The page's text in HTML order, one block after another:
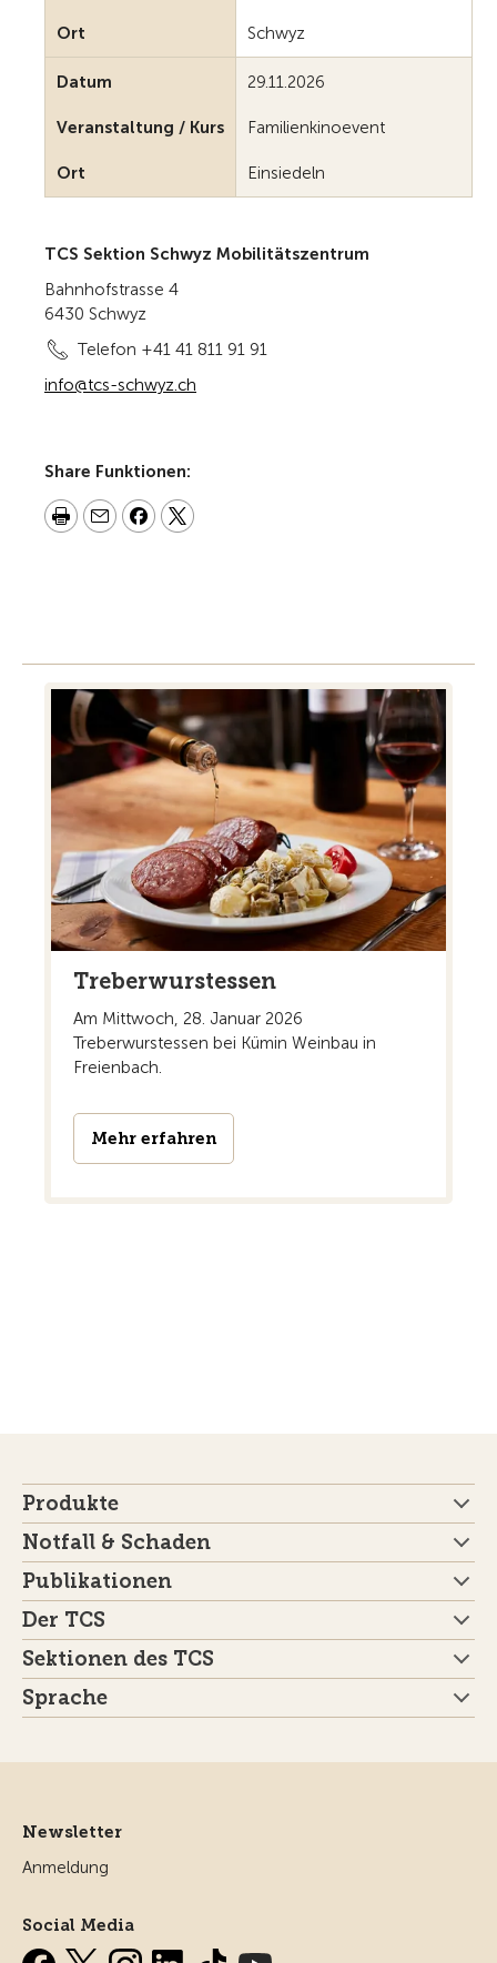
Ort Schwyz
Datum 29.11.2026
Veranstaltung / Kurs Familienkinoevent
Ort Einsiedeln
TCS Sektion Schwyz Mobilitätszentrum
Bahnhofstrasse 4
6430 Schwyz
Telefon +41 41 811 91 91
info@tcs-schwyz.ch
Share Funktionen:
Treberwurstessen
Am Mittwoch, 28. Januar 2026
Treberwurstessen bei Kümin Weinbau in
Freienbach.
Mehr erfahren
Produkte
Notfall & Schaden
Publikationen
Der TCS
Sektionen des TCS
Sprache
Newsletter
Anmeldung
Social Media